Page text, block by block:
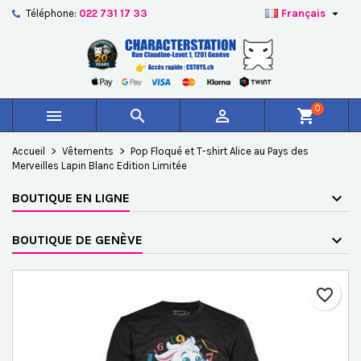
Téléphone: 022 731 17 33 Français 
   shopping_cart0
Accueil Vêtements
Pop Floqué et T-shirt Alice au Pays des
Merveilles Lapin Blanc Edition Limitée
BOUTIQUE EN LIGNE
BOUTIQUE DE GENÈVE
favorite_border
Créer une nouvelle liste
Nom de la liste d'envies
Annuler Créer une liste d'envies
Vous devez être connecté pour ajouter des produits à
votre liste d'envies.